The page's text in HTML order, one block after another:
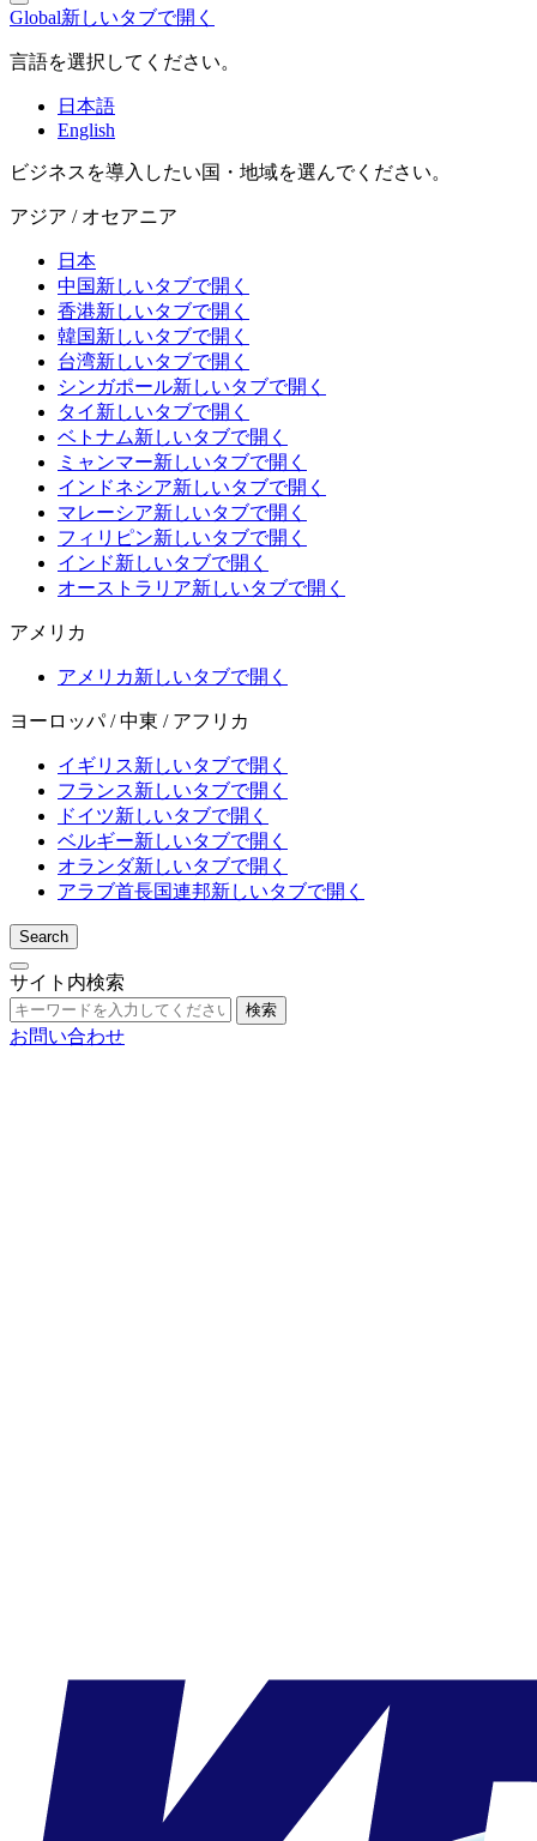
Global新しいタブで開く
言語を選択してください。
日本語
English
ビジネスを導入したい国・地域を選んでください。
アジア / オセアニア
日本
中国新しいタブで開く
香港新しいタブで開く
韓国新しいタブで開く
台湾新しいタブで開く
シンガポール新しいタブで開く
タイ 新しいタブで開く
ベトナム新しいタブで開く
ミャンマー新しいタブで開く
インドネシア新しいタブで開く
マレーシア新しいタブで開く
フィリピン新しいタブで開く
インド新しいタブで開く
オーストラリア新しいタブで開く
アメリカ
アメリカ新しいタブで開く
ヨーロッパ / 中東 / アフリカ
イギリス新しいタブで開く
フランス新しいタブで開く
ドイツ新しいタブで開く
ベルギー新しいタブで開く
オランダ新しいタブで開く
アラブ首長国連邦新しいタブで開く
Search
サイト内検索
検索
お問い合わせ